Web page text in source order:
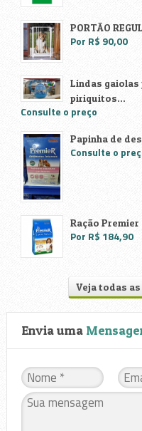
PORTÃO
Por R$ 90,00
Lindas
piriquitos...
Consulte o preço
Papinha de
Consulte o
Ração Premier
Por R$ 184,90
Veja todas
Envia uma